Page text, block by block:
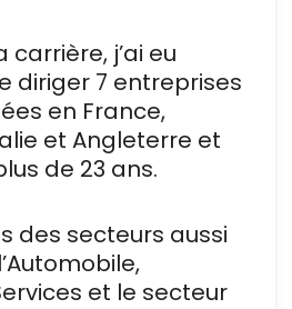
j’ai eu
diriger 7 entreprises
en France,
et Angleterre et
de 23 ans.
des secteurs aussi
et le secteur